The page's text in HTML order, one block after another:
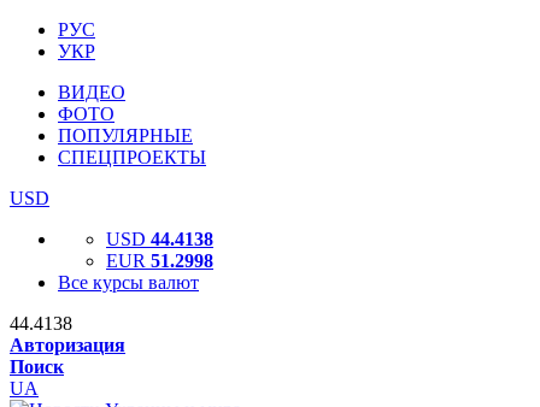
РУС
УКР
ВИДЕО
ФОТО
ПОПУЛЯРНЫЕ
СПЕЦПРОЕКТЫ
USD
USD 44.4138
EUR 51.2998
Все курсы валют
44.4138
Авторизация
Поиск
UA